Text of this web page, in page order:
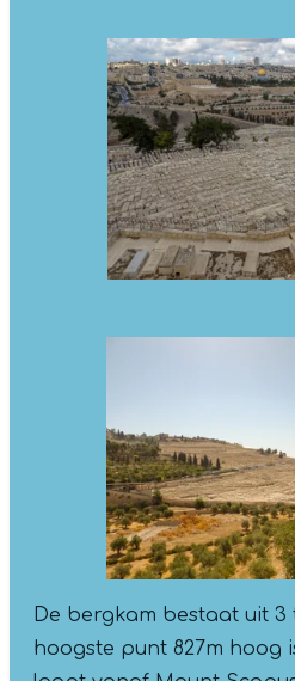
De bergkam bestaat uit
hoogste punt 827m hoog